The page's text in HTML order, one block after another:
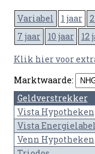
Variabel 1 jaar
7 jaar
10 jaar 12
Klik hier voor
Marktwaarde:
Geldverstrekker
Vista Hypotheken
Vista
Venn Hypotheken